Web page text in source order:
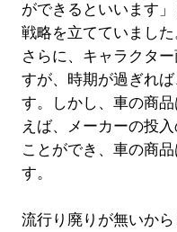
ができるといいます
戦略を立てていました
さらに、キャラクタ
すが、時期が過ぎれ
す。しかし、車の商
えば、メーカーの投
ことができ、車の商
す。
流行り廃りが無いか